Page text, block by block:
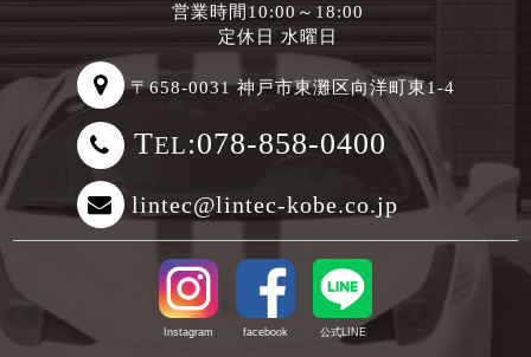
営業時間10:00～18:00
定休日 水曜日
〒658-0031 神戸市東灘区向洋町東1-4
TEL:078-858-0400
lintec@lintec-kobe.co.jp
Instagram facebook 公式LINE